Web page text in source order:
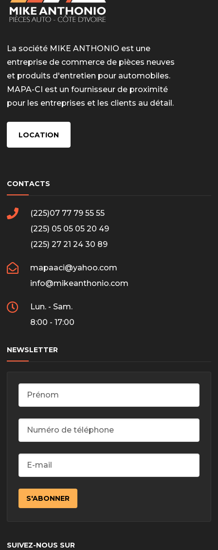
La société MIKE ANTHONIO est une
entreprise de commerce de pièces neuves
et produits d'entretien pour automobiles.
MAPA-CI est un fournisseur de proximité
pour les entreprises et les clients au détail.
LOCATION
CONTACTS
(225)07 77 79 55 55
(225) 05 05 05 20 49
(225) 27 21 24 30 89
mapaaci@yahoo.com
info@mikeanthonio.com
Lun. - Sam.
8:00 - 17:00
NEWSLETTER
SUIVEZ-NOUS SUR